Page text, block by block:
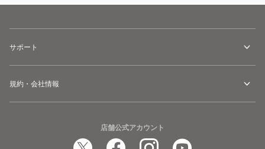
サポート
規約・会社情報
店舗公式アカウント